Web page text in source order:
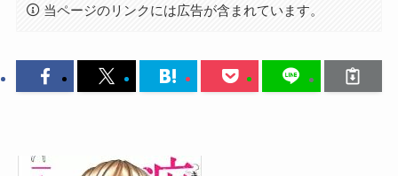
当ページのリンクには広告が含まれています。